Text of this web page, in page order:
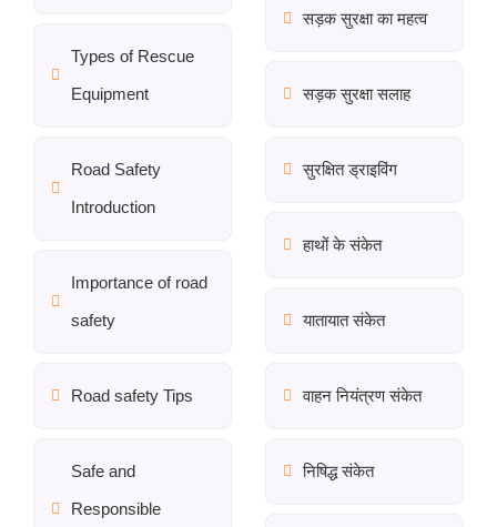
Types of Rescue
Equipment
Road Safety
Introduction
Importance of road
safety
Road safety Tips
Safe and
Responsible
सड़क सुरक्षा का महत्व
सड़क सुरक्षा सलाह
सुरक्षित ड्राइविंग
हाथों के संकेत
यातायात संकेत
वाहन नियंत्रण संकेत
निषिद्ध संकेत